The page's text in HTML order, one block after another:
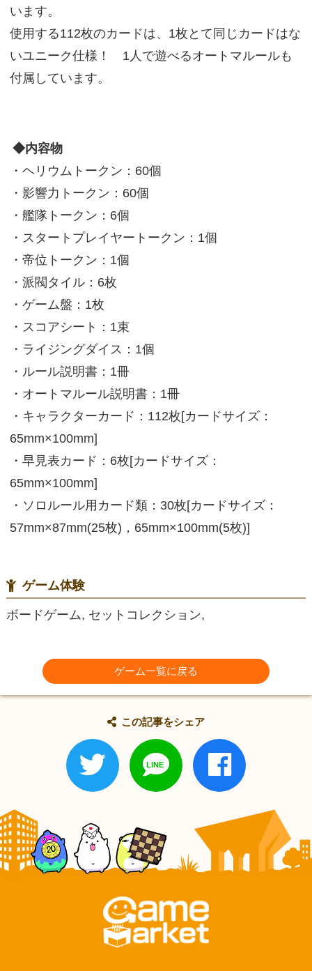
います。
使用する112枚のカードは、1枚とて同じカードはな
いユニーク仕様！ 1人で遊べるオートマルールも
付属しています。
◆内容物
・ヘリウムトークン：60個
・影響力トークン：60個
・艦隊トークン：6個
・スタートプレイヤートークン：1個
・帝位トークン：1個
・派閥タイル：6枚
・ゲーム盤：1枚
・スコアシート：1束
・ライジングダイス：1個
・ルール説明書：1冊
・オートマルール説明書：1冊
・キャラクターカード：112枚[カードサイズ：
65mm×100mm]
・早見表カード：6枚[カードサイズ：
65mm×100mm]
・ソロルール用カード類：30枚[カードサイズ：
57mm×87mm(25枚)，65mm×100mm(5枚)]
ゲーム体験
ボードゲーム, セットコレクション,
ゲーム一覧に戻る
この記事をシェア